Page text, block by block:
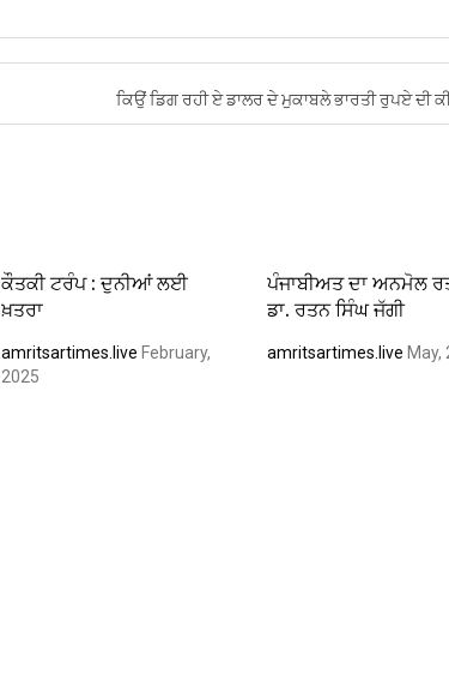
ਕਿਉਂ ਡਿਗ ਰਹੀ ਏ ਡਾਲਰ ਦੇ ਮੁਕਾਬਲੇ ਭਾਰਤੀ ਰੁਪਏ ਦੀ
ਕੌਤਕੀ ਟਰੰਪ : ਦੁਨੀਆਂ ਲਈ
ਖ਼ਤਰਾ
amritsartimes.live February,
2025
ਪੰਜਾਬੀਅਤ ਦਾ ਅਨਮੋਲ
ਡਾ. ਰਤਨ ਸਿੰਘ ਜੱਗੀ
amritsartimes.live May,